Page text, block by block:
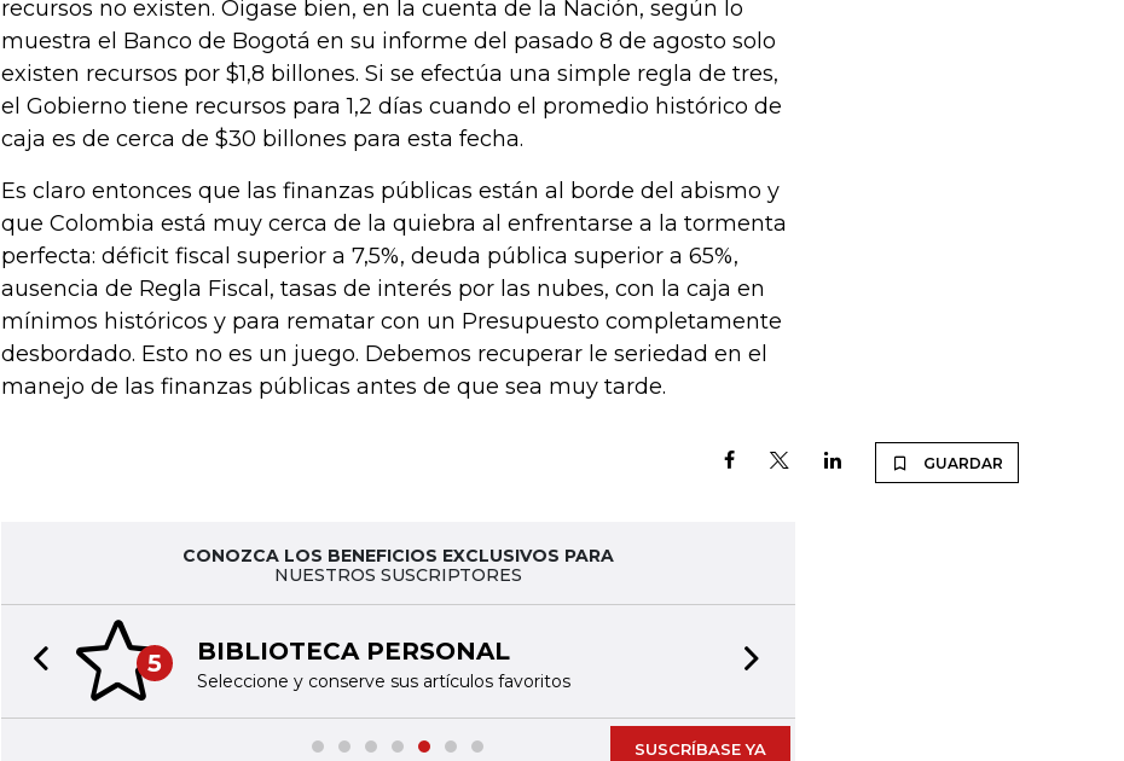
recursos no existen. Óigase bien, en la cuenta de la Nación, según lo
muestra el Banco de Bogotá en su informe del pasado 8 de agosto solo
existen recursos por $1,8 billones. Si se efectúa una simple regla de tres,
el Gobierno tiene recursos para 1,2 días cuando el promedio histórico de
caja es de cerca de $30 billones para esta fecha.
Es claro entonces que las finanzas públicas están al borde del abismo y
que Colombia está muy cerca de la quiebra al enfrentarse a la tormenta
perfecta: déficit fiscal superior a 7,5%, deuda pública superior a 65%,
ausencia de Regla Fiscal, tasas de interés por las nubes, con la caja en
mínimos históricos y para rematar con un Presupuesto completamente
desbordado. Esto no es un juego. Debemos recuperar le seriedad en el
manejo de las finanzas públicas antes de que sea muy tarde.
GUARDAR
CONOZCA LOS BENEFICIOS EXCLUSIVOS PARA
NUESTROS SUSCRIPTORES
5 BIBLIOTECA PERSONAL
Seleccione y conserve sus artículos favoritos
Previous slide
SUSCRÍBASE YA